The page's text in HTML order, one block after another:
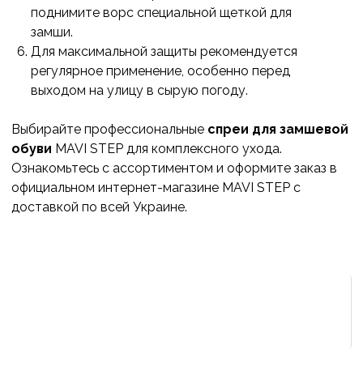
поднимите ворс специальной щеткой для
замши.
Для максимальной защиты рекомендуется
регулярное применение, особенно перед
выходом на улицу в сырую погоду.
Выбирайте профессиональные спреи для замшевой
обуви MAVI STEP для комплексного ухода.
Ознакомьтесь с ассортиментом и оформите заказ в
официальном интернет-магазине MAVI STEP с
доставкой по всей Украине.